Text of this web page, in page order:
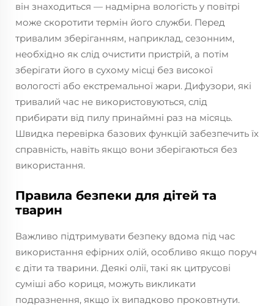
він знаходиться — надмірна вологість у повітрі
може скоротити термін його служби. Перед
тривалим зберіганням, наприклад, сезонним,
необхідно як слід очистити пристрій, а потім
зберігати його в сухому місці без високої
вологості або екстремальної жари. Дифузори, які
тривалий час не використовуються, слід
прибирати від пилу принаймні раз на місяць.
Швидка перевірка базових функцій забезпечить їх
справність, навіть якщо вони зберігаються без
використання.
Правила безпеки для дітей та
тварин
Важливо підтримувати безпеку вдома під час
використання ефірних олій, особливо якщо поруч
є діти та тварини. Деякі олії, такі як цитрусові
суміші або кориця, можуть викликати
подразнення, якщо їх випадково проковтнути.